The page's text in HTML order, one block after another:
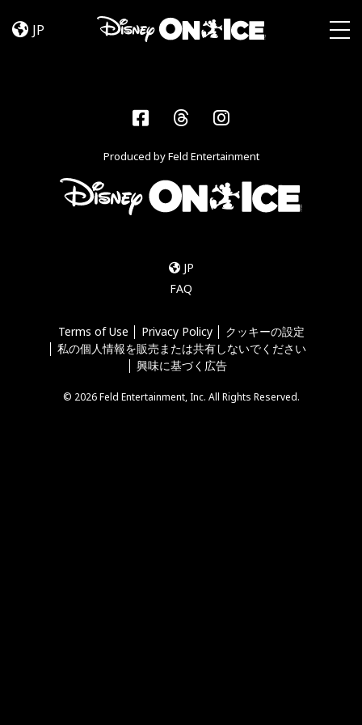
Trip
Adventures
JP
Facebook
ThreadsInstagram
Produced by Feld Entertainment
JP
FAQ
Terms of Use Privacy Policy
クッキーの設定
私の個人情報を販売または共有しないでください
興味に基づく広告
© 2026 Feld Entertainment, Inc. All Rights Reserved.